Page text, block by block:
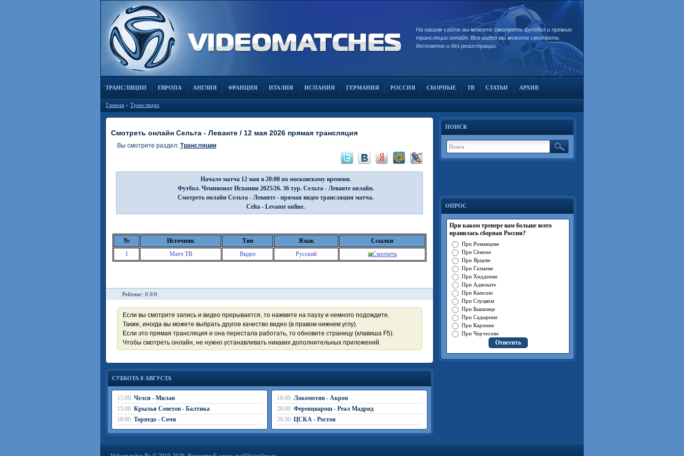
На нашем сайте вы можете смотреть футбол и прямые
трансляции онлайн. Все видео вы можете смотреть
бесплатно и без регистрации.
ТРАНСЛЯЦИИ ЕВРОПА АНГЛИЯ ФРАНЦИЯ ИТАЛИЯ ИСПАНИЯ ГЕРМАНИЯ РОССИЯ СБОРНЫЕ ТВ СТАТЬИ АРХИВ
Главная » Трансляции
Смотреть онлайн Сельта - Леванте / 12 мая 2026 прямая трансляция
Вы смотрите раздел: Трансляции
Начало матча 12 мая в 20:00 по московскому времени.
Футбол. Чемпионат Испании 2025/26. 36 тур. Сельта - Леванте онлайн.
Смотреть онлайн Сельта - Леванте - прямая видео трансляция матча.
Celta - Levante online.
№ Источник Тип Язык
Ссылки
1
Матч ТВ Видео Русский Смотреть
Рейтинг: 0.0/0
Если вы смотрите запись и видео прерывается, то нажмите на паузу и немного подождите.
Также, иногда вы можете выбрать другое качество видео (в правом нижнем углу).
Если это прямая трансляция и она перестала работать, то обновите страницу (клавиша F5).
Чтобы смотреть онлайн, не нужно устанавливать никаких дополнительных приложений.
СУББОТА 8 АВГУСТА
15:00 Челси - Милан
15:00 Крылья Советов - Балтика
18:00 Торпедо - Сочи
18:00 Локомотив - Акрон
20:00 Ференцварош - Реал Мадрид
20:30 ЦСКА - Ростов
ПОИСК
ОПРОС
При каком тренере вам больше всего
нравилась сборная России?
При Романцеве
При Сёмене
При Ярцеве
При Газзаеве
При Хиддинке
При Адвокате
При Капелло
При Слуцком
При Бышовце
При Садырине
При Карпине
При Черчесове